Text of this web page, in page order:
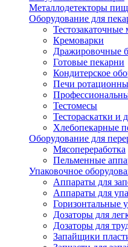
Металлодетекторы
Оборудование для
Кремоварки
Дражировочные
Готовые пекарни
Кондитерское
Печи
Тестомесы
Тестораскатки и
Хлебопекарные
Оборудование для
Мясопереработка
Пельменные
Упаковочное
Аппараты для
Аппараты для
Горизонтальные
Дозаторы для
Дозаторы для
Запайщики